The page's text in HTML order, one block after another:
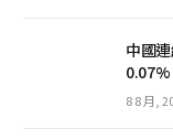
中國
0.07%
8 8 月,